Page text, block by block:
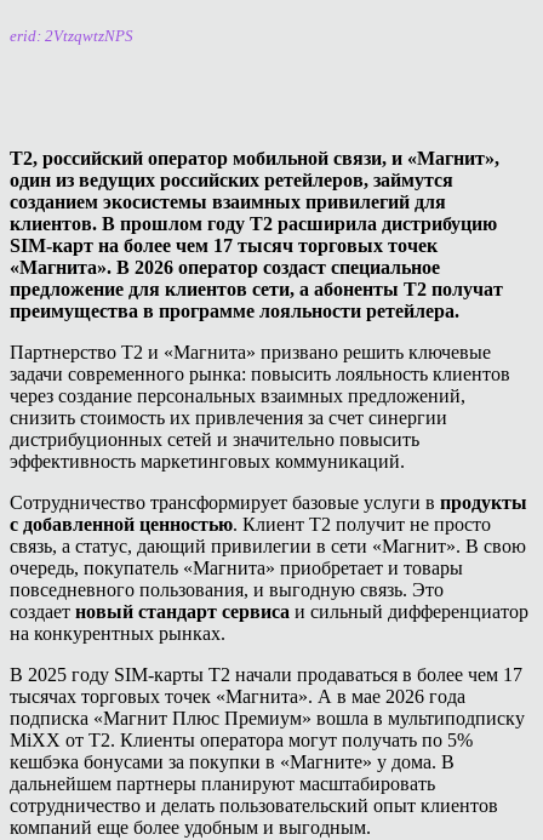
erid: 2VtzqwtzNPS
T2, российский оператор мобильной связи, и «Магнит»,
один из ведущих российских ретейлеров, займутся
созданием экосистемы взаимных привилегий для
клиентов. В прошлом году Т2 расширила дистрибуцию
SIM-карт на более чем 17 тысяч торговых точек
«Магнита». В 2026 оператор создаст специальное
предложение для клиентов сети, а абоненты T2 получат
преимущества в программе лояльности ретейлера.
Партнерство Т2 и «Магнита» призвано решить ключевые
задачи современного рынка: повысить лояльность клиентов
через создание персональных взаимных предложений,
снизить стоимость их привлечения за счет синергии
дистрибуционных сетей и значительно повысить
эффективность маркетинговых коммуникаций.
Сотрудничество трансформирует базовые услуги в продукты
с добавленной ценностью. Клиент Т2 получит не просто
связь, а статус, дающий привилегии в сети «Магнит». В свою
очередь, покупатель «Магнита» приобретает и товары
повседневного пользования, и выгодную связь. Это
создает новый стандарт сервиса и сильный дифференциатор
на конкурентных рынках.
В 2025 году SIM-карты Т2 начали продаваться в более чем 17
тысячах торговых точек «Магнита». А в мае 2026 года
подписка «Магнит Плюс Премиум» вошла в мультиподписку
MiXX от Т2. Клиенты оператора могут получать по 5%
кешбэка бонусами за покупки в «Магните» у дома. В
дальнейшем партнеры планируют масштабировать
сотрудничество и делать пользовательский опыт клиентов
компаний еще более удобным и выгодным.